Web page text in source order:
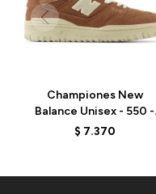
Championes New
Balance Unisex - 550 -
BB550THB - BROWN
$ 7.370